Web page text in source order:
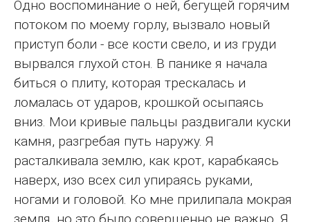
Одно воспоминание о ней, бегущей горячим
потоком по моему горлу, вызвало новый
приступ боли - все кости свело, и из груди
вырвался глухой стон. В панике я начала
биться о плиту, которая трескалась и
ломалась от ударов, крошкой осыпаясь
вниз. Мои кривые пальцы раздвигали куски
камня, разгребая путь наружу. Я
расталкивала землю, как крот, карабкаясь
наверх, изо всех сил упираясь руками,
ногами и головой. Ко мне прилипала мокрая
земля, но это было совершенно не важно. Я